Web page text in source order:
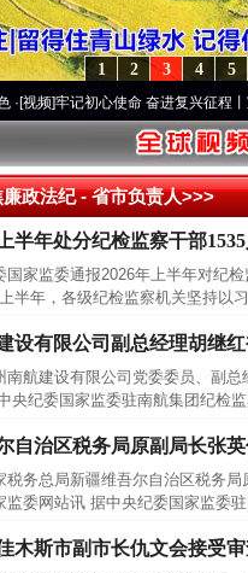
5
4
3
2
1
牢记初心使命 奋进复兴征程丨宝塔山
政法纪 -省市负责人>>>
半年处分纪检监察干部1535
国家监委通报2026年上半年对
半年，各级纪检监察机关坚持以
设有限公司副总经理胡继
航建设有限公司党委委员、副
央纪委国家监委驻南航集团纪检
自治区税务局原副局长张
务总局新疆维吾尔自治区税务
监委网站讯 据中央纪委国家监委
木斯市副市长仇文会接受